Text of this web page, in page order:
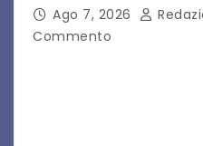
Ago 7, 2026
Commento